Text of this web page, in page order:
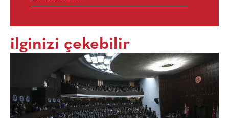
ilginizi çekebilir